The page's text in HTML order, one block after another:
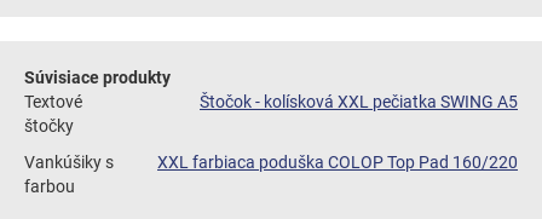
Súvisiace produkty
Textové
štočky
Štočok - kolísková XXL pečiatka SWING A5
Vankúšiky s
farbou
XXL farbiaca poduška COLOP Top Pad 160/220